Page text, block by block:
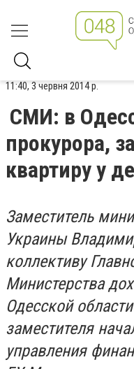
11:40, 3 червня 2014 р.
СМИ: в
прокурора,
квартиру у
Заместитель
Украины
коллективу
Министерства
Одесской
заместителя
управления